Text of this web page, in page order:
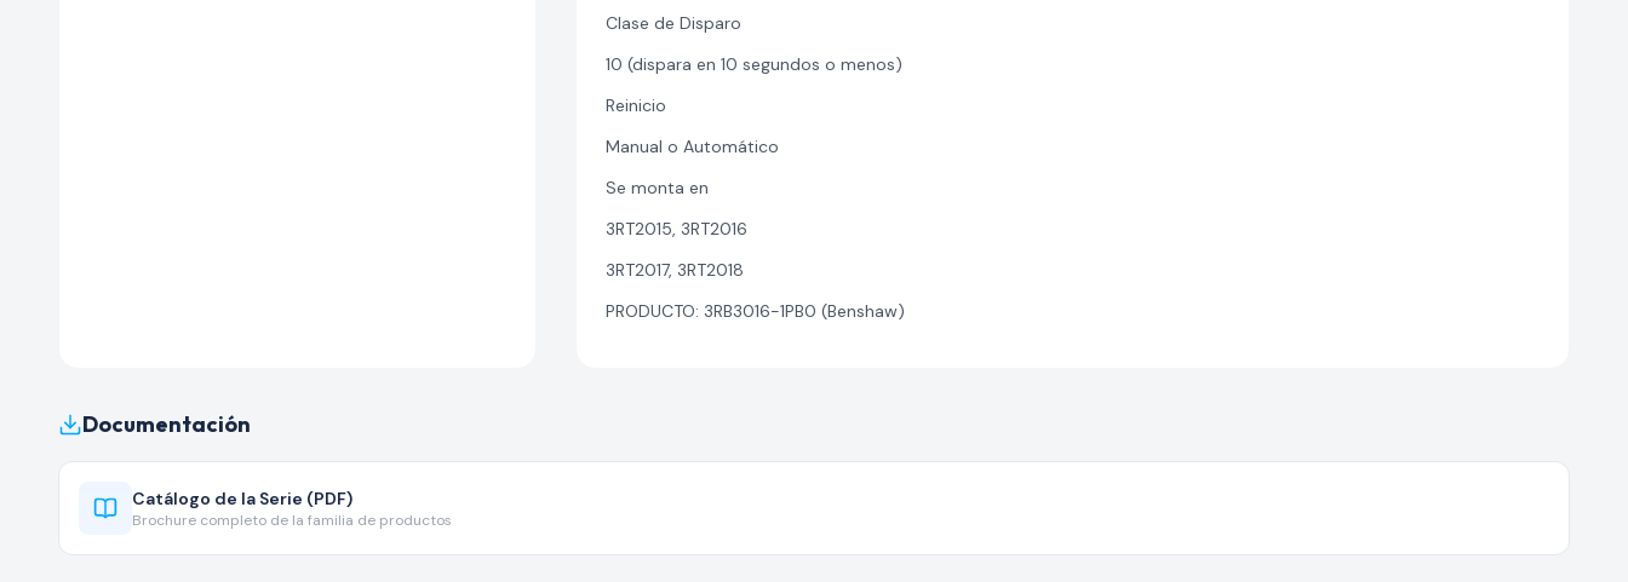
Clase de Disparo
10 (dispara en 10 segundos o menos)
Reinicio
Manual o Automático
Se monta en
3RT2015, 3RT2016
3RT2017, 3RT2018
PRODUCTO: 3RB3016-1PB0 (Benshaw)
Documentación
Catálogo de la Serie (PDF)
Brochure completo de la familia de productos